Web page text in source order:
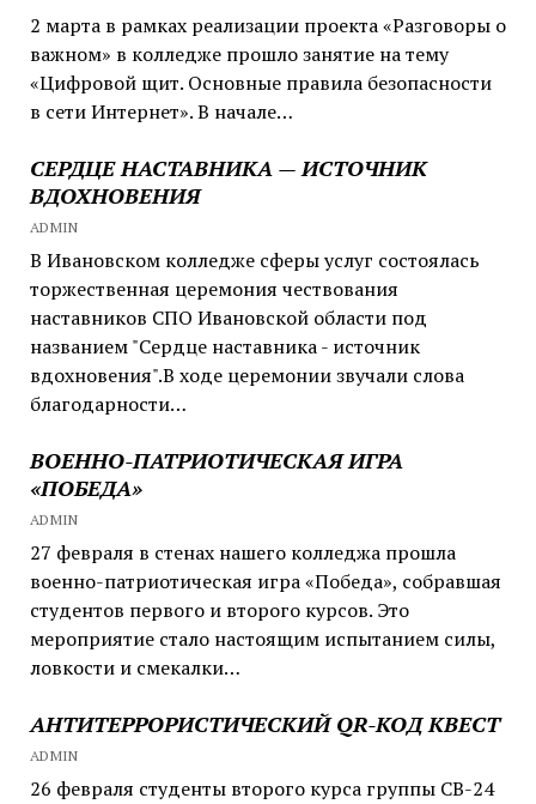
2 марта в рамках реализации проекта «Разговоры о
важном» в колледже прошло занятие на тему
«Цифровой щит. Основные правила безопасности
в сети Интернет». В начале…
СЕРДЦЕ НАСТАВНИКА — ИСТОЧНИК
ВДОХНОВЕНИЯ
ADMIN
В Ивановском колледже сферы услуг состоялась
торжественная церемония чествования
наставников СПО Ивановской области под
названием "Сердце наставника - источник
вдохновения".В ходе церемонии звучали слова
благодарности…
ВОЕННО-ПАТРИОТИЧЕСКАЯ ИГРА
«ПОБЕДА»
ADMIN
27 февраля в стенах нашего колледжа прошла
военно-патриотическая игра «Победа», собравшая
студентов первого и второго курсов. Это
мероприятие стало настоящим испытанием силы,
ловкости и смекалки…
АНТИТЕРРОРИСТИЧЕСКИЙ QR-КОД КВЕСТ
ADMIN
26 февраля студенты второго курса группы СВ-24